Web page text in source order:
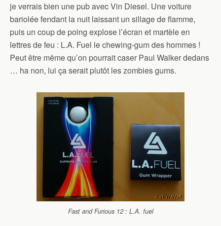
je verrais bien une pub avec Vin Diesel. Une voiture
bariolée fendant la nuit laissant un sillage de flamme,
puis un coup de poing explose l’écran et martèle en
lettres de feu : L.A. Fuel le chewing-gum des hommes !
Peut être même qu’on pourrait caser Paul Walker dedans
… ha non, lui ça serait plutôt les zombies gums.
Fast and Furious 12 : L.A. fuel